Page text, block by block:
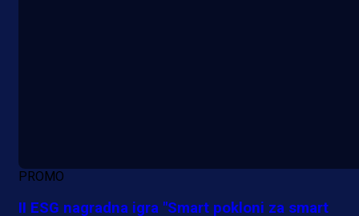
PROMO
II ESG nagradna igra "Smart pokloni za smart